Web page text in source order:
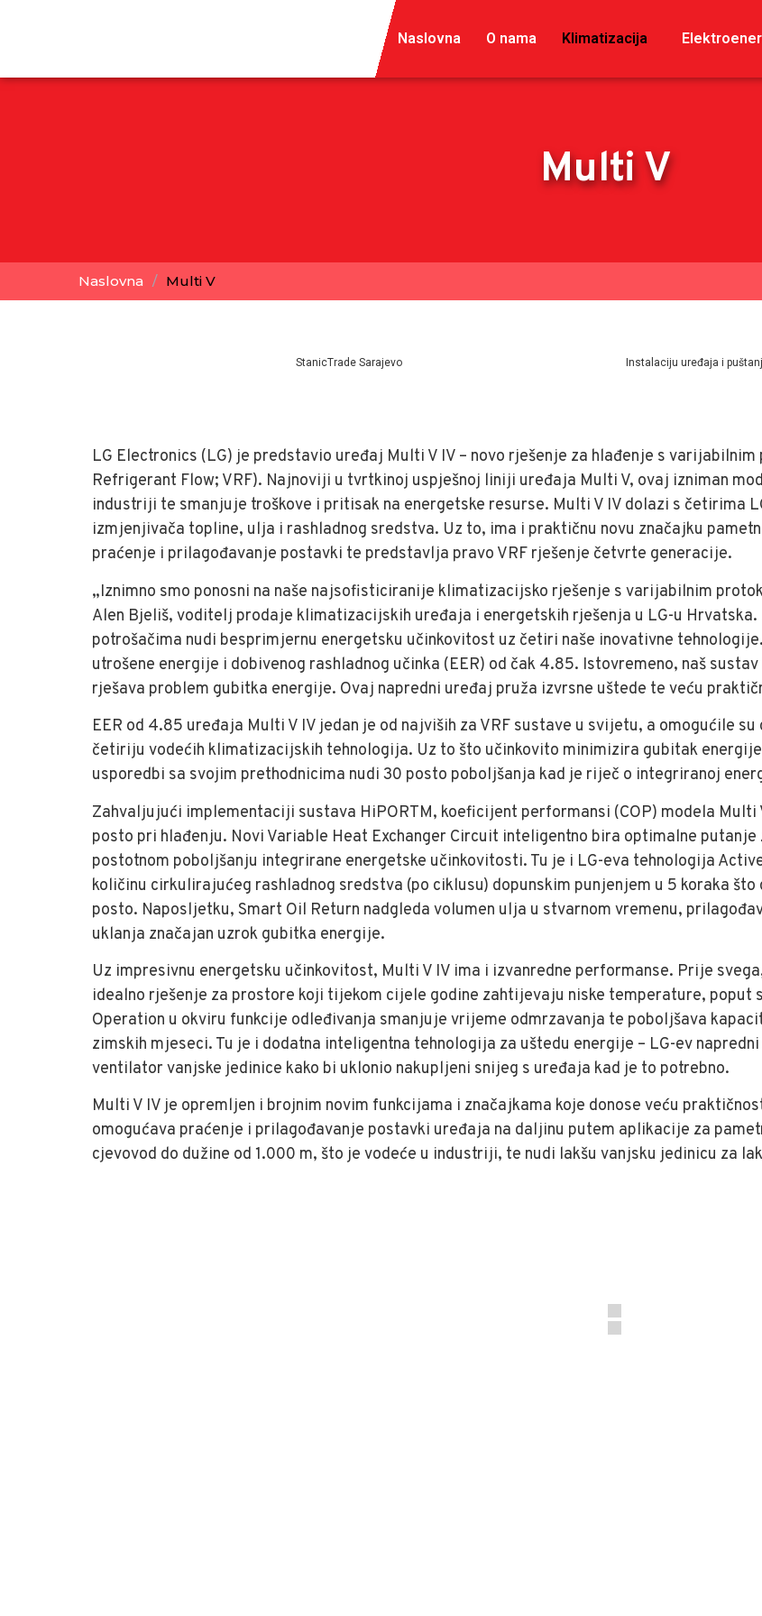
Naslovna O nama Klimatizacija
Multi V
Naslovna / Multi V
StanicTrade Sarajevo
Instalaciju uređaja i
LG Electronics (LG) je predstavio uređaj Multi V IV – novo rješenje za hlađenje s
Refrigerant Flow; VRF). Najnoviji u tvrtkinoj uspješnoj liniji uređaja Multi V, ovaj izniman
industriji te smanjuje troškove i pritisak na energetske resurse. Multi V IV dolazi s četirima
izmjenjivača topline, ulja i rashladnog sredstva. Uz to, ima i praktičnu novu značajku
praćenje i prilagođavanje postavki te predstavlja pravo VRF rješenje četvrte generacije.
„Iznimno smo ponosni na naše najsofisticiranije klimatizacijsko rješenje s varijabilnim
Alen Bjeliš, voditelj prodaje klimatizacijskih uređaja i energetskih rješenja u LG-u
potrošačima nudi besprimjernu energetsku učinkovitost uz četiri naše inovativne
utrošene energije i dobivenog rashladnog učinka (EER) od čak 4.85. Istovremeno, naš
rješava problem gubitka energije. Ovaj napredni uređaj pruža izvrsne uštede te veću
EER od 4.85 uređaja Multi V IV jedan je od najviših za VRF sustave u svijetu, a omogućile
četiriju vodećih klimatizacijskih tehnologija. Uz to što učinkovito minimizira gubitak
usporedbi sa svojim prethodnicima nudi 30 posto poboljšanja kad je riječ o integriranoj
Zahvaljujući implementaciji sustava HiPORTM, koeficijent performansi (COP) modela Multi
posto pri hlađenju. Novi Variable Heat Exchanger Circuit inteligentno bira optimalne
postotnom poboljšanju integrirane energetske učinkovitosti. Tu je i LG-eva tehnologija
količinu cirkulirajućeg rashladnog sredstva (po ciklusu) dopunskim punjenjem u 5 koraka
posto. Naposljetku, Smart Oil Return nadgleda volumen ulja u stvarnom vremenu,
uklanja značajan uzrok gubitka energije.
Uz impresivnu energetsku učinkovitost, Multi V IV ima i izvanredne performanse. Prije
idealno rješenje za prostore koji tijekom cijele godine zahtijevaju niske temperature, poput
Operation u okviru funkcije odleđivanja smanjuje vrijeme odmrzavanja te poboljšava
zimskih mjeseci. Tu je i dodatna inteligentna tehnologija za uštedu energije – LG-ev
ventilator vanjske jedinice kako bi uklonio nakupljeni snijeg s uređaja kad je to potrebno.
Multi V IV je opremljen i brojnim novim funkcijama i značajkama koje donose veću
omogućava praćenje i prilagođavanje postavki uređaja na daljinu putem aplikacije za
cjevovod do dužine od 1.000 m, što je vodeće u industriji, te nudi lakšu vanjsku jedinicu za